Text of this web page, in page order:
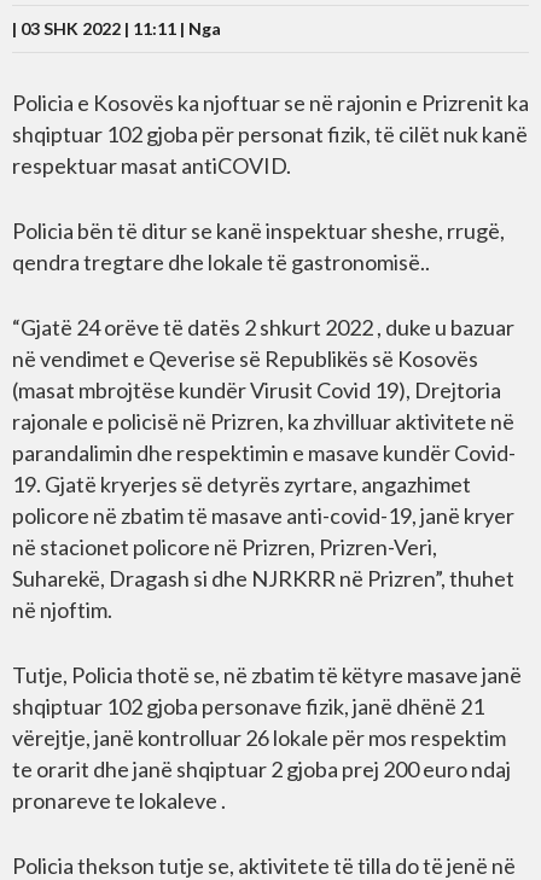
| 03 SHK 2022 | 11:11 | Nga
Policia e Kosovës ka njoftuar se në rajonin e Prizrenit ka
shqiptuar 102 gjoba për personat fizik, të cilët nuk kanë
respektuar masat antiCOVID.
Policia bën të ditur se kanë inspektuar sheshe, rrugë,
qendra tregtare dhe lokale të gastronomisë..
“Gjatë 24 orëve të datës 2 shkurt 2022 , duke u bazuar
në vendimet e Qeverise së Republikës së Kosovës
(masat mbrojtëse kundër Virusit Covid 19), Drejtoria
rajonale e policisë në Prizren, ka zhvilluar aktivitete në
parandalimin dhe respektimin e masave kundër Covid-
19. Gjatë kryerjes së detyrës zyrtare, angazhimet
policore në zbatim të masave anti-covid-19, janë kryer
në stacionet policore në Prizren, Prizren-Veri,
Suharekë, Dragash si dhe NJRKRR në Prizren”, thuhet
në njoftim.
Tutje, Policia thotë se, në zbatim të këtyre masave janë
shqiptuar 102 gjoba personave fizik, janë dhënë 21
vërejtje, janë kontrolluar 26 lokale për mos respektim
te orarit dhe janë shqiptuar 2 gjoba prej 200 euro ndaj
pronareve te lokaleve .
Policia thekson tutje se, aktivitete të tilla do të jenë në